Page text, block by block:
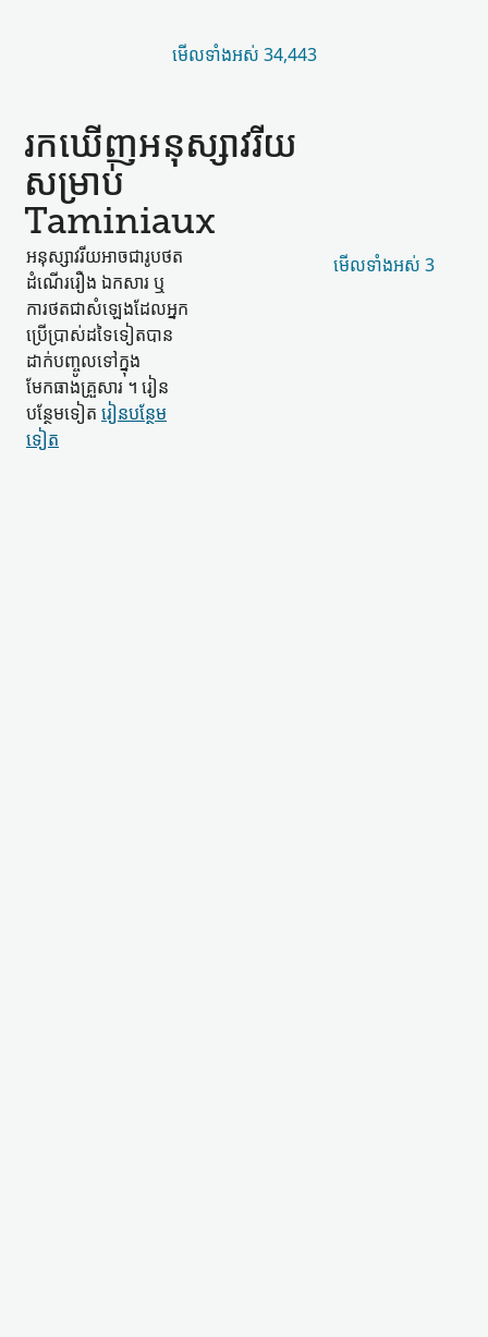
មើល​ទាំងអស់ 34,443
រកឃើញ​អនុស្សាវរីយ​
សម្រាប់
Taminiaux
អនុស្សាវរីយ​អាច​ជា​រូបថត
ដំណើររឿង ឯកសារ ឬ​
ការថត​ជា​សំឡេង​ដែល​អ្នក
ប្រើប្រាស់​ដទៃទៀត​បាន​
ដាក់​បញ្ចូល​ទៅក្នុង​
មែកធាង​គ្រួសារ ។ រៀន​
បន្ថែម​ទៀត រៀន​បន្ថែម​
ទៀត
មើល​ទាំងអស់ 3